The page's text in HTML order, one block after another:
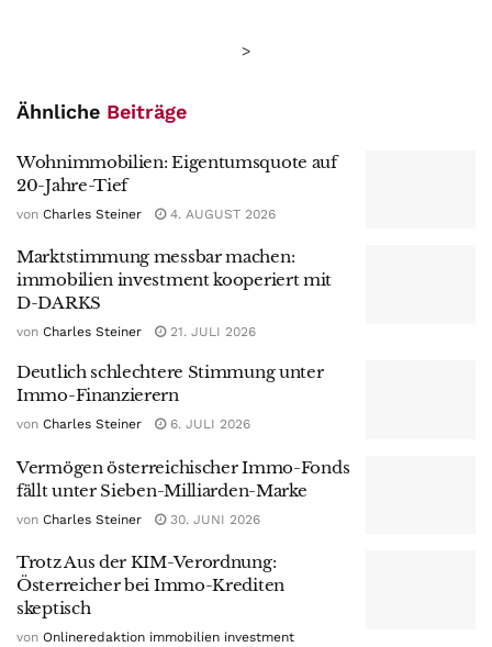
>
Ähnliche Beiträge
Wohnimmobilien: Eigentumsquote auf
20-Jahre-Tief
von Charles Steiner 4. AUGUST 2026
Marktstimmung messbar machen:
immobilien investment kooperiert mit
D-DARKS
von Charles Steiner 21. JULI 2026
Deutlich schlechtere Stimmung unter
Immo-Finanzierern
von Charles Steiner 6. JULI 2026
Vermögen österreichischer Immo-Fonds
fällt unter Sieben-Milliarden-Marke
von Charles Steiner 30. JUNI 2026
Trotz Aus der KIM-Verordnung:
Österreicher bei Immo-Krediten
skeptisch
von Onlineredaktion immobilien investment